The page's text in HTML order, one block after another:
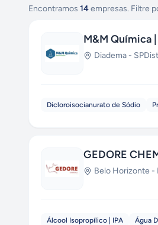
Encontramos 14empresas. Filtre
M&M Química
Diadema - SP
Dicloroisocianurato de Sódio
GEDORE
Belo Horizonte -
Álcool Isopropílico | IPA Água